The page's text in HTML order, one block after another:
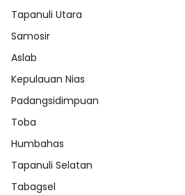
Tapanuli Utara
Samosir
Aslab
Kepulauan Nias
Padangsidimpuan
Toba
Humbahas
Tapanuli Selatan
Tabagsel